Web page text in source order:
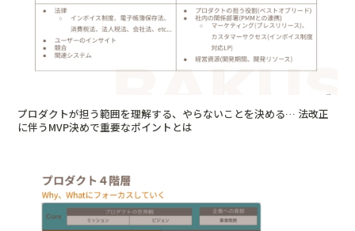
プロダクトが担う範囲を理解する、やらないことを決める… 法改正
に伴うMVP決めで重要なポイントとは